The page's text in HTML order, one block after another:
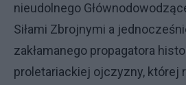
nieudolnego
Siłami Zbrojnymi a
zakłamanego propagatora
proletariackiej ojczyzny, której